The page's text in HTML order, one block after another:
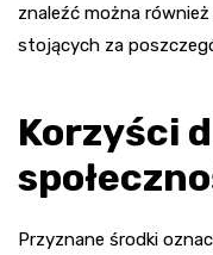
znaleźć można
stojących za
Korzyści
Przyznane środki